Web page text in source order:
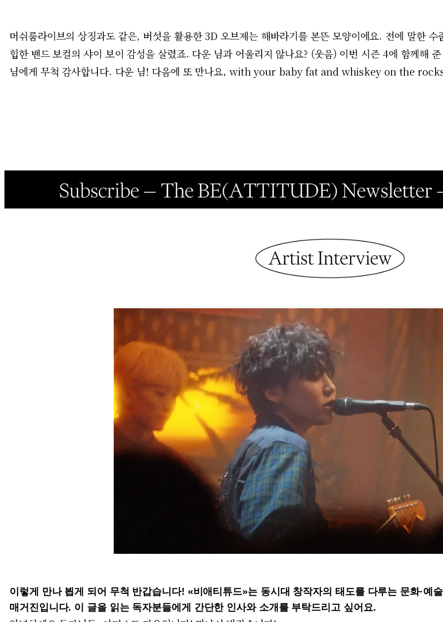
머쉬룸라이브의 상징과도 같은, 버섯을 활용한 3D 오브제는 해바라기를 본뜬 모양이에요. 전에 말한 수
힙한 밴드 보컬의 샤이 보이 감성을 살렸죠. 다운 님과 어울리지 않나요? (웃음) 이번 시즌 4에 함께해
님에게 무척 감사합니다. 다운 님! 다음에 또 만나요, with your baby fat and whiskey on the
이렇게 만나 뵙게 되어 무척 반갑습니다! «비애티튜드»는 동시대 창작자의 태도를 다루는 문화·예술
매거진입니다. 이 글을 읽는 독자분들에게 간단한 인사와 소개를 부탁드리고 싶어요.